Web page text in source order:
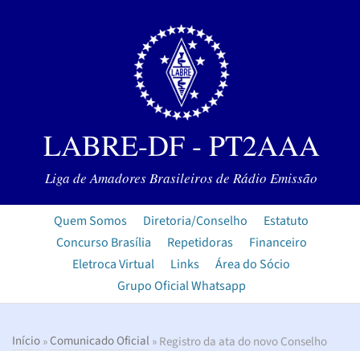
LABRE-DF - PT2AAA
Liga de Amadores Brasileiros de Rádio Emissão
Quem Somos Diretoria/Conselho
Estatuto
Concurso Brasília
Repetidoras
Financeiro
Eletroca Virtual
Links
Área do Sócio
Grupo Oficial Whatsapp
Início»Comunicado Oficial » Registro da ata do novo Conselho